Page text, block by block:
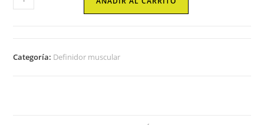
BURNER
Categoría: Definidor muscular